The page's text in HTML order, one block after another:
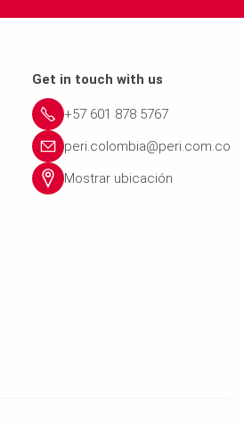
Get in touch with us
+57 601 878 5767
peri.colombia@peri.com.co
Mostrar ubicación